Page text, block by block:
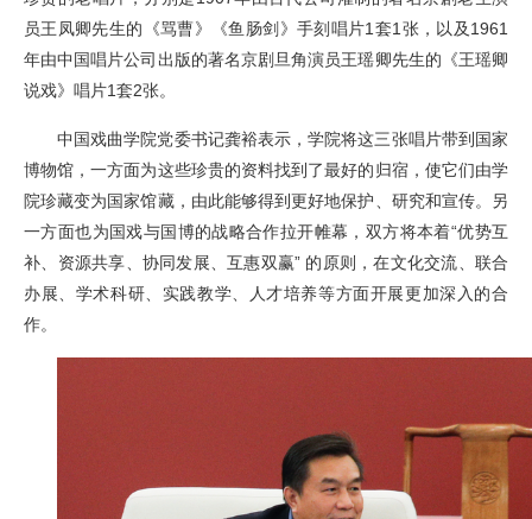
员王凤卿先生的《骂曹》《鱼肠剑》手刻唱片1套1张，以及1961
年由中国唱片公司出版的著名京剧旦角演员王瑶卿先生的《王瑶卿
说戏》唱片1套2张。
中国戏曲学院党委书记龚裕表示，学院将这三张唱片带到国家
博物馆，一方面为这些珍贵的资料找到了最好的归宿，使它们由学
院珍藏变为国家馆藏，由此能够得到更好地保护、研究和宣传。另
一方面也为国戏与国博的战略合作拉开帷幕，双方将本着“优势互
补、资源共享、协同发展、互惠双赢” 的原则，在文化交流、联合
办展、学术科研、实践教学、人才培养等方面开展更加深入的合
作。